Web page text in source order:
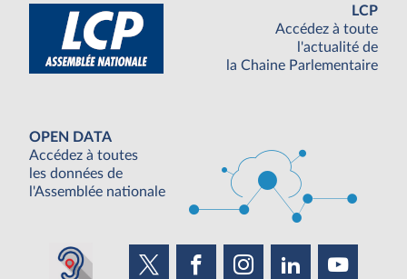
LCP
Accédez à toute
l'actualité de
la Chaine Parlementaire
OPEN DATA
Accédez à toutes
les données de
l'Assemblée nationale